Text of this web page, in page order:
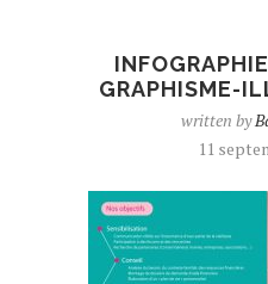
GRAPHISME-
written by
11